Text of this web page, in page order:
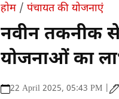
होम / पंचायत की योजनाएं
नवीन तकनीक से
योजनाओं का
22 April 2025, 05:43 PM |